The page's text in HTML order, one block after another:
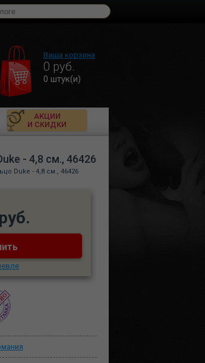
Ваша корзина
0 руб.
0 штук(и)
АКЦИИ
И СКИДКИ
- 4,8 см., 46426
Duke - 4,8 см., 46426